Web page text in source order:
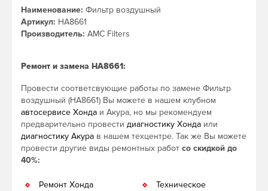
Наименование: Фильтр воздушный
Артикул: HA8661
Производитель: AMC Filters
Ремонт и замена HA8661:
Провести соответсвующие работы по замене Фильтр
воздушный (HA8661) Вы можете в нашем клубном
автосервисе Хонда и Акура, но мы рекомендуем
предварительно провести диагностику Хонда или
диагностику Акура в нашем техцентре. Так же Вы можете
провести другие виды ремонтных работ со скидкой до
40%:
Ремонт Хонда
Техническое